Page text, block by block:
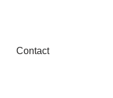
Contact